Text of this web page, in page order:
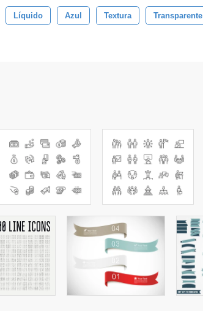
Líquido Azul Textura Transparente